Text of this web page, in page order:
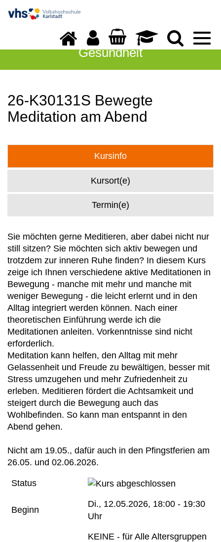
Gesundheit
26-K30131S Bewegte
Meditation am Abend
Kursinfo
Kursort(e)
Termin(e)
Sie möchten gerne Meditieren, aber dabei nicht nur
still sitzen? Sie möchten sich aktiv bewegen und
trotzdem zur inneren Ruhe finden? In diesem Kurs
zeige ich Ihnen verschiedene aktive Meditationen in
Bewegung - manche mit mehr und manche mit
weniger Bewegung - die leicht erlernt und in den
Alltag integriert werden können. Nach einer
theoretischen Einführung werde ich die
Meditationen anleiten. Vorkenntnisse sind nicht
erforderlich.
Meditation kann helfen, den Alltag mit mehr
Gelassenheit und Freude zu bewältigen, besser mit
Stress umzugehen und mehr Zufriedenheit zu
erleben. Meditieren fördert die Achtsamkeit und
steigert durch die Bewegung auch das
Wohlbefinden. So kann man entspannt in den
Abend gehen.
Nicht am 19.05., dafür auch in den Pfingstferien am
26.05. und 02.06.2026.
Status
Beginn
Di., 12.05.2026, 18:00 - 19:30
Uhr
KEINE - für Alle Altersgruppen